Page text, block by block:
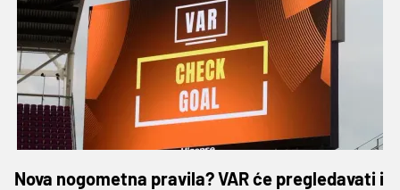
Nova nogometna pravila? VAR će pregledavati i